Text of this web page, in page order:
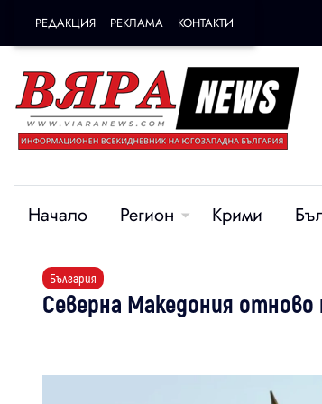
РЕДАКЦИЯ РЕКЛАМА КОНТАКТИ
Начало Регион Крими
България
Северна Македония отново